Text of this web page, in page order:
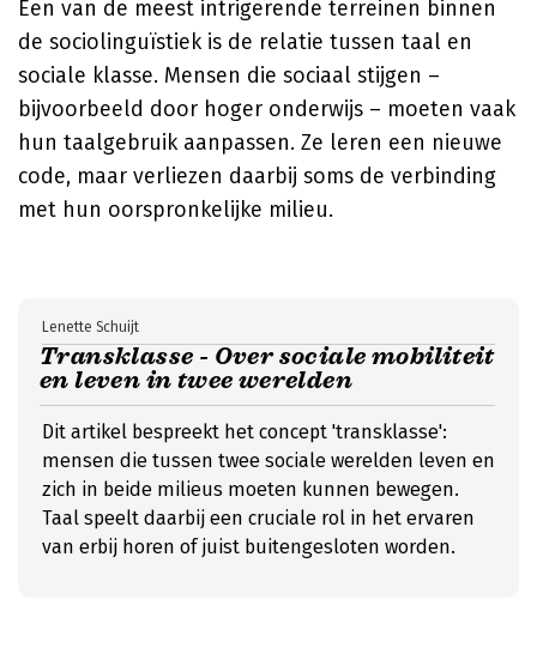
Een van de meest intrigerende terreinen binnen
de sociolinguïstiek is de relatie tussen taal en
sociale klasse. Mensen die sociaal stijgen –
bijvoorbeeld door hoger onderwijs – moeten vaak
hun taalgebruik aanpassen. Ze leren een nieuwe
code, maar verliezen daarbij soms de verbinding
met hun oorspronkelijke milieu.
Transklasse - Over sociale mobiliteit
en leven in twee werelden
Lenette Schuijt
Dit artikel bespreekt het concept 'transklasse':
mensen die tussen twee sociale werelden leven en
zich in beide milieus moeten kunnen bewegen.
Taal speelt daarbij een cruciale rol in het ervaren
van erbij horen of juist buitengesloten worden.